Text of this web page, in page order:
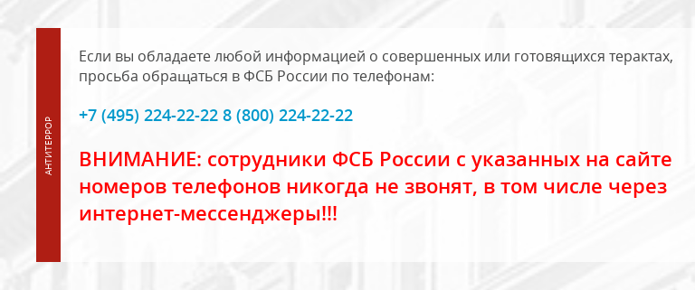
Если вы обладаете любой информацией о совершенных или готовящихся терактах,
просьба обращаться в ФСБ России по телефонам:
+7 (495) 224-22-22 8 (800) 224-22-22
ВНИМАНИЕ: сотрудники ФСБ России с указанных на сайте
номеров телефонов никогда не звонят, в том числе через
интернет-мессенджеры!!!